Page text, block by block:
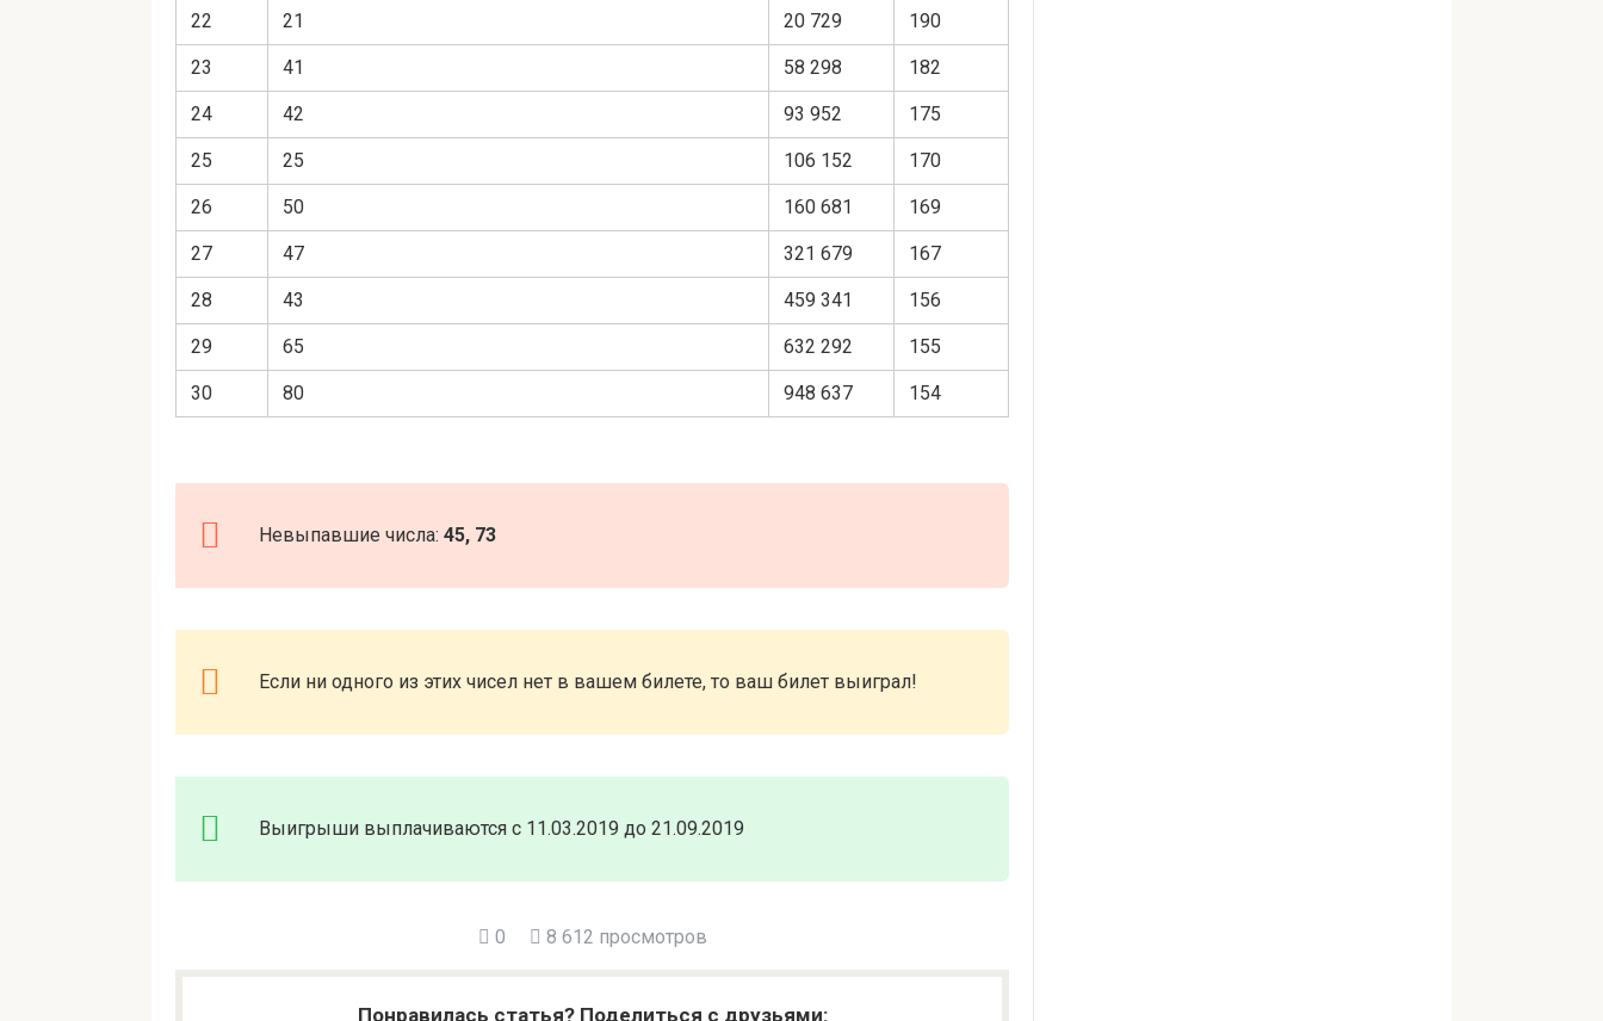
22 21 20 729 190
23 41 58 298 182
24 42 93 952 175
25 25 106 152 170
26 50 160 681 169
27 47 321 679 167
28 43 459 341 156
29 65 632 292 155
30 80 948 637 154
Невыпавшие числа: 45, 73
Если ни одного из этих чисел нет в вашем билете, то ваш билет выиграл!
Выигрыши выплачиваются с 11.03.2019 до 21.09.2019
0 8 612 просмотров
Понравилась статья? Поделиться с друзьями: